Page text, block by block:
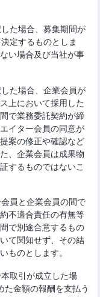
た場合、募集期間が
定するものとしま
い場合及び当社が事
た場合、企業会員が
上において採用した
で業務委託契約が締
イター会員の同意が
案の修正や確認など
、企業会員は成果物
するものではないこ
員と企業会員の間で
不適合責任の有無等
で別途合意するもの
て関知せず、その結
ものとします。
取引が成立した場
た金額の報酬を支払う